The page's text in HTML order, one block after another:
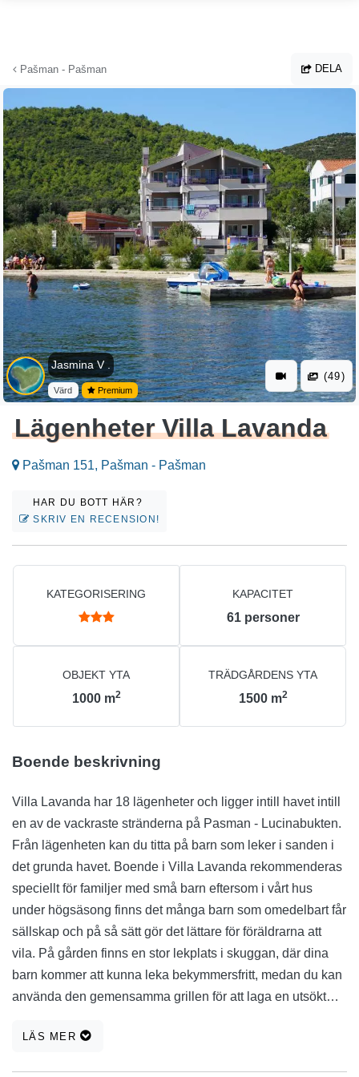
Pašman - Pašman DELA
Jasmina V .
Värd Premium
(49)
Lägenheter Villa Lavanda
Pašman 151, Pašman - Pašman
HAR DU BOTT HÄR?
SKRIV EN RECENSION!
KATEGORISERING KAPACITET
61 personer
OBJEKT YTA
1000 m2
TRÄDGÅRDENS YTA
1500 m2
Boende beskrivning
Villa Lavanda har 18 lägenheter och ligger intill havet intill
en av de vackraste stränderna på Pasman - Lucinabukten.
Från lägenheten kan du titta på barn som leker i sanden i
det grunda havet. Boende i Villa Lavanda rekommenderas
speciellt för familjer med små barn eftersom i vårt hus
under högsäsong finns det många barn som omedelbart får
sällskap och på så sätt gör det lättare för föräldrarna att
vila. På gården finns en stor lekplats i skuggan, där dina
barn kommer att kunna leka bekymmersfritt, medan du kan
använda den gemensamma grillen för att laga en utsökt
med utsikt över havet, kabel-TV, gratis Wi-Fi och säker
LÄS MER